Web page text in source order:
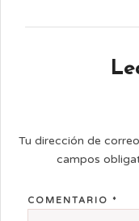
Tu dirección de
campos
COMENTARIO *